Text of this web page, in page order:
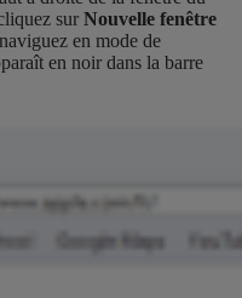
sur Nouvelle fenêtre
en mode de
en noir dans la barre